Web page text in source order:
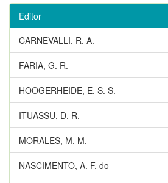
Editor
CARNEVALLI, R. A.
FARIA, G. R.
HOOGERHEIDE, E. S. S.
ITUASSU, D. R.
MORALES, M. M.
NASCIMENTO, A. F. do